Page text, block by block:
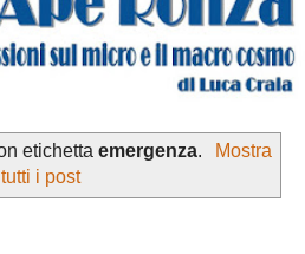
etichettaemergenza.
Mostra
tutti i post